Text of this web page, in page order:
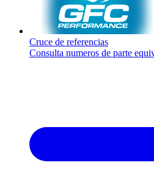
Cruce de referencias
Consulta numeros de parte